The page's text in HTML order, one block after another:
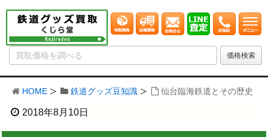
HOME 鉄道グッズ豆知識 仙台臨海鉄道とその歴史
2018年8月10日